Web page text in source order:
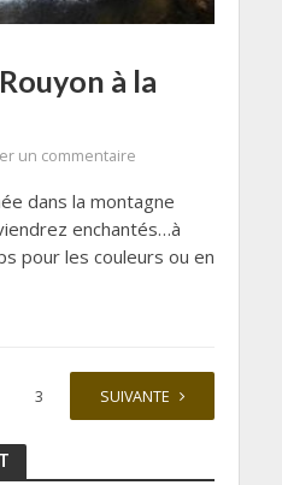
à la
un commentaire
dans la montagne
enchantés…à
pour les couleurs ou en
3 SUIVANTE